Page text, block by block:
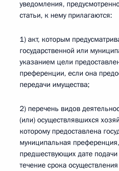
уведомления,
статьи, к нему прилагаются:
1) акт, которым
государственной или
указанием цели
преференции, если она
передачи имущества;
2) перечень видов
(или) осуществлявшихся
которому предоставлена
муниципальная преференция,
предшествующих дате
течение срока